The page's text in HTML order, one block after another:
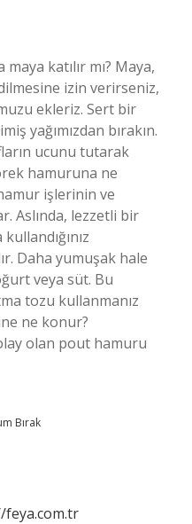
katılır mı? Maya,
izin verirseniz,
ekleriz. Sert bir
yağımızdan bırakın.
ucunu tutarak
hamuruna ne
işlerinin ve
Aslında, lezzetli bir
Daha yumuşak hale
veya süt. Bu
tozu kullanmanız
ne konur?
olan pout hamuru
Bırak